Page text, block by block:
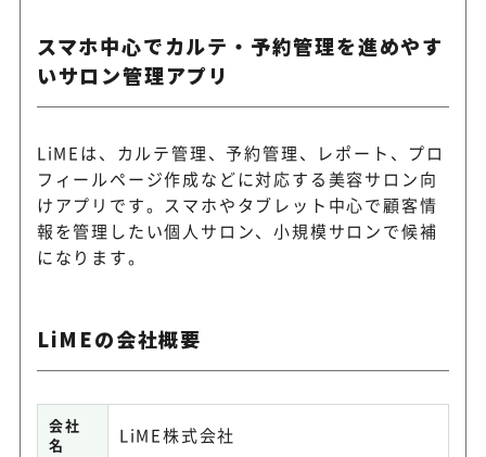
スマホ中心でカルテ・予約管理を進めやす
いサロン管理アプリ
LiMEは、カルテ管理、予約管理、レポート、プロ
フィールページ作成などに対応する美容サロン向
けアプリです。スマホやタブレット中心で顧客情
報を管理したい個人サロン、小規模サロンで候補
になります。
LiMEの会社概要
会社
名
LiME株式会社